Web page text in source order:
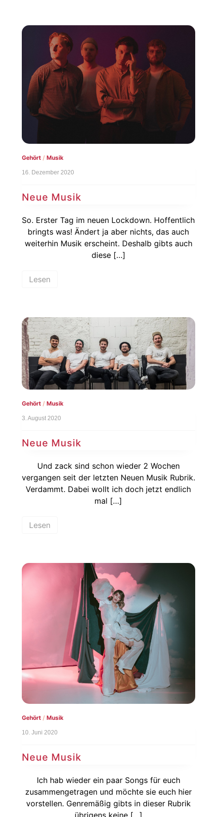
Gehört/ Musik
16. Dezember 2020
Neue Musik
So. Erster Tag im neuen Lockdown. Hoffentlich
bringts was! Ändert ja aber nichts, das auch
weiterhin Musik erscheint. Deshalb gibts auch
diese […]
Lesen
Gehört/ Musik
3. August 2020
Neue Musik
Und zack sind schon wieder 2 Wochen
vergangen seit der letzten Neuen Musik Rubrik.
Verdammt. Dabei wollt ich doch jetzt endlich
mal […]
Lesen
Gehört/ Musik
10. Juni 2020
Neue Musik
Ich hab wieder ein paar Songs für euch
zusammengetragen und möchte sie euch hier
vorstellen. Genremäßig gibts in dieser Rubrik